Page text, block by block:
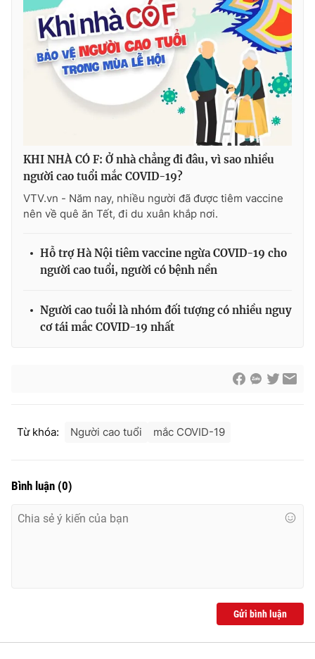
Ðiện thoại Thời báo VTV:
024.66 897 897
Email:toasoan@vtv.vn
Liên hệ quảng cáo:024-7300.7108
® Cấm sao chép dưới mọi hình thức nếu không có sự chấp
thuận bằng văn bản. Ghi rõ nguồn VTV.vn khi phát hành lại
thông tin từ website này.
KHI NHÀ CÓ F: Ở nhà chẳng đi đâu, vì sao nhiều
người cao tuổi mắc COVID-19?
VTV.vn - Năm nay, nhiều người đã được tiêm vaccine
nên về quê ăn Tết, đi du xuân khắp nơi.
Hỗ trợ Hà Nội tiêm vaccine ngừa COVID-19 cho
người cao tuổi, người có bệnh nền
Người cao tuổi là nhóm đối tượng có nhiều nguy
cơ tái mắc COVID-19 nhất
Từ khóa: Người cao tuổi mắc COVID-19
Bình luận (0)
Gửi bình luận